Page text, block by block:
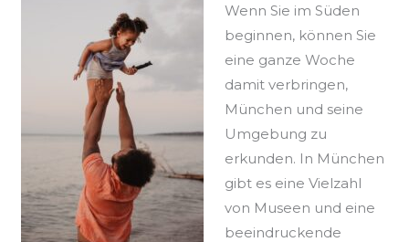
Wenn Sie im Süden
beginnen, können Sie
eine ganze Woche
damit verbringen,
München und seine
Umgebung zu
erkunden. In München
gibt es eine Vielzahl
von Museen und eine
beeindruckende